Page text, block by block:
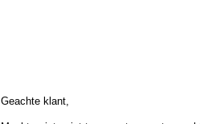
Geachte klant,